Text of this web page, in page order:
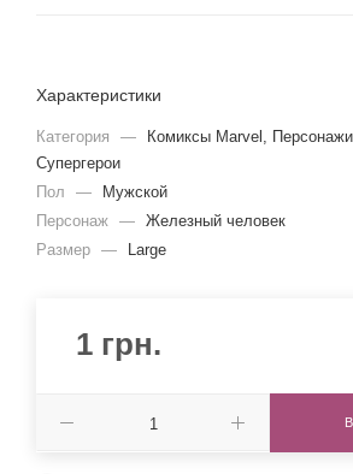
Характеристики
Категория —
Комиксы Marvel,
Супергерои
Пол
—
Мужской
Персонаж — Железный человек
Размер — Large
1 грн.